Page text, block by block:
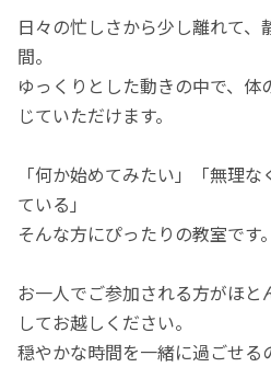
日々の忙しさから少し離れて
間。
ゆっくりとした動きの中で、
じていただけます。
「何か始めてみたい」「無理
ている」
そんな方にぴったりの教室です。
お一人でご参加される方がほ
してお越しください。
穏やかな時間を一緒に過ごせる